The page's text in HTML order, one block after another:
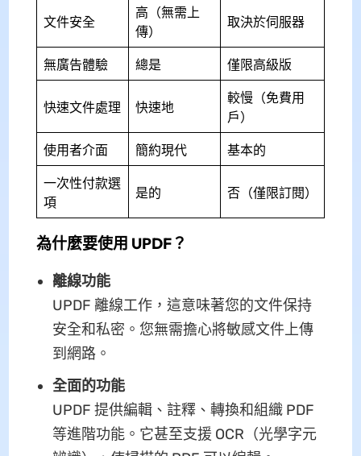
文件安全
高（無需上
傳）
取決於伺服器
無廣告體驗 總是 僅限高級版
快速文件處理 快速地
較慢（免費用
戶）
使用者介面 簡約現代 基本的
一次性付款選
項
是的 否（僅限訂閱）
為什麼要使用 UPDF？
離線功能
UPDF 離線工作，這意味著您的文件保持
安全和私密。您無需擔心將敏感文件上傳
到網路。
全面的功能
UPDF 提供編輯、註釋、轉換和組織 PDF
等進階功能。它甚至支援 OCR（光學字元